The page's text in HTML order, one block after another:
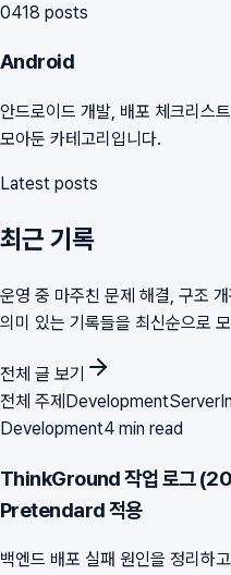
0418 posts
Android
안드로이드 개발, 배포 체크리스
모아둔 카테고리입니다.
Latest posts
최근 기록
운영 중 마주친 문제 해결, 구조
의미 있는 기록들을 최신순으로
전체 글 보기
전체 주제DevelopmentServer
Development4 min read
ThinkGround 작업 로그
Pretendard 적용
백엔드 배포 실패 원인을 정리하